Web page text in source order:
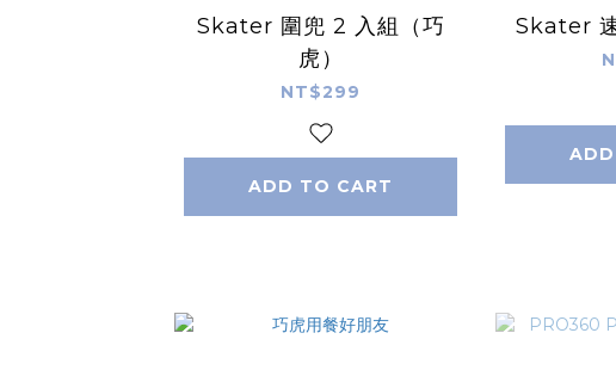
Skater 圍兜 2 入組（巧
虎）
NT$299
ADD TO CART
Skater